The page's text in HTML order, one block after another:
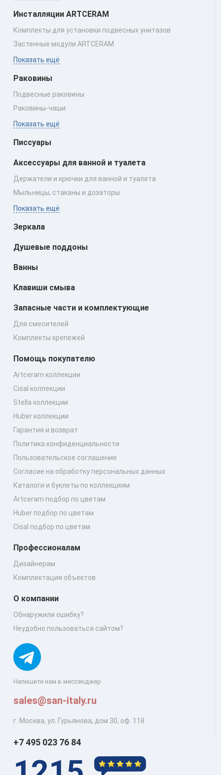
Инсталляции ARTCERAM
Комплекты для установки подвесных унитазов
Застенные модули ARTCERAM
Показать ещё
Раковины
Подвесные раковины
Раковины‑чаши
Показать ещё
Писсуары
Аксессуары для ванной и туалета
Держатели и крючки для ванной и туалета
Мыльницы, стаканы и дозаторы
Показать ещё
Зеркала
Душевые поддоны
Ванны
Клавиши смыва
Запасные части и комплектующие
Для смесителей
Комплекты крепежей
Напишите нам в мессенджер
sales@san-italy.ru
г. Москва, ул. Гурьянова, дом 30, оф. 118
Помощь покупателю
Artceram коллекции
Cisal коллекции
Stella коллекции
Huber коллекции
Гарантия и возврат
Политика конфиденциальности
Пользовательское соглашение
Согласие на обработку персональных данных
Каталоги и буклеты по коллекциям
Artceram подбор по цветам
Huber подбор по цветам
Cisal подбор по цветам
Профессионалам
Дизайнерам
Комплектация объектов
О компании
Обнаружили ошибку?
Неудобно пользоваться сайтом?
+7 495 023 76 84